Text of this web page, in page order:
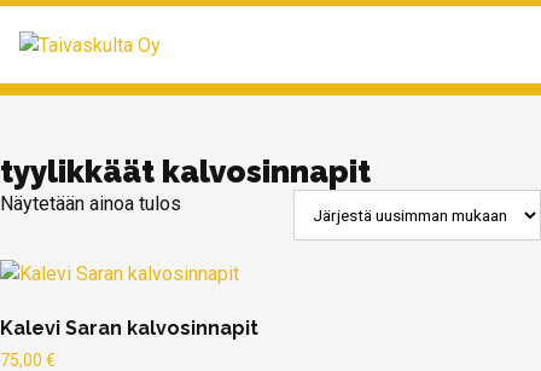
tyylikkäät kalvosinnapit
Näytetään ainoa tulos
Kalevi Saran kalvosinnapit
75,00 €